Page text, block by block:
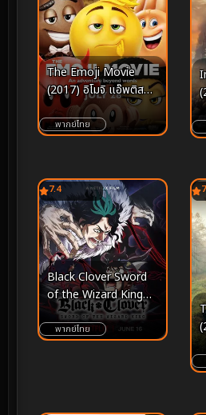
The Emoji Movie
(2017) อิโมจิ แอ๊พติสต์
ตะลุยโลก
พากย์ไทย
7.4
Black Clover Sword
of the Wizard King
(2023) แบล็คโคลเวอร์
ดาบแห่งจักรพรรดิ
พากย์ไทย